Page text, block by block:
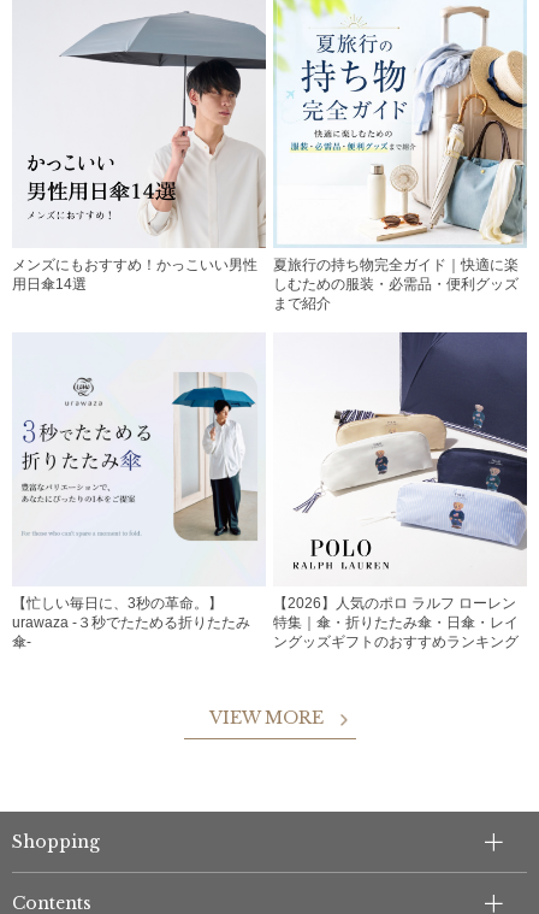
メンズにもおすすめ！かっこいい男性
用日傘14選
夏旅行の持ち物完全ガイド｜快適に楽
しむための服装・必需品・便利グッズ
まで紹介
【忙しい毎日に、3秒の革命。】
urawaza -３秒でたためる折りたたみ
傘-
【2026】人気のポロ ラルフ ローレン
特集｜傘・折りたたみ傘・日傘・レイ
ングッズギフトのおすすめランキング
VIEW MORE
Shopping
Contents